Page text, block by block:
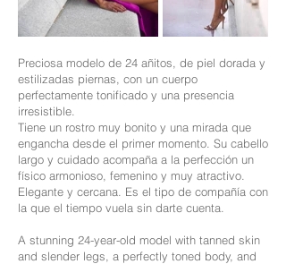
Preciosa modelo de 24 añitos, de piel dorada y
estilizadas piernas, con un cuerpo
perfectamente tonificado y una presencia
irresistible.
Tiene un rostro muy bonito y una mirada que
engancha desde el primer momento. Su cabello
largo y cuidado acompaña a la perfección un
físico armonioso, femenino y muy atractivo.
Elegante y cercana. Es el tipo de compañía con
la que el tiempo vuela sin darte cuenta.
A stunning 24-year-old model with tanned skin
and slender legs, a perfectly toned body, and